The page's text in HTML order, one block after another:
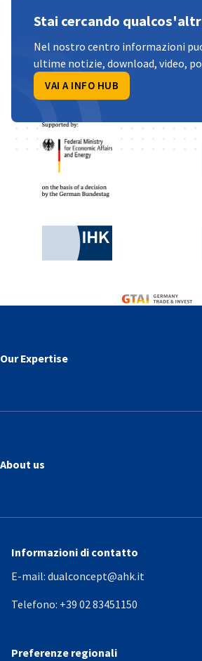
Stai cercando
Nel nostro centro informazioni
ultime notizie, download, video,
VAI A INFO HUB
Partner
Chamber of
Our Expertise
About us
Informazioni di contatto
E-mail: dualconcept@ahk.it
Telefono: +39 02 83451150
Preferenze regionali